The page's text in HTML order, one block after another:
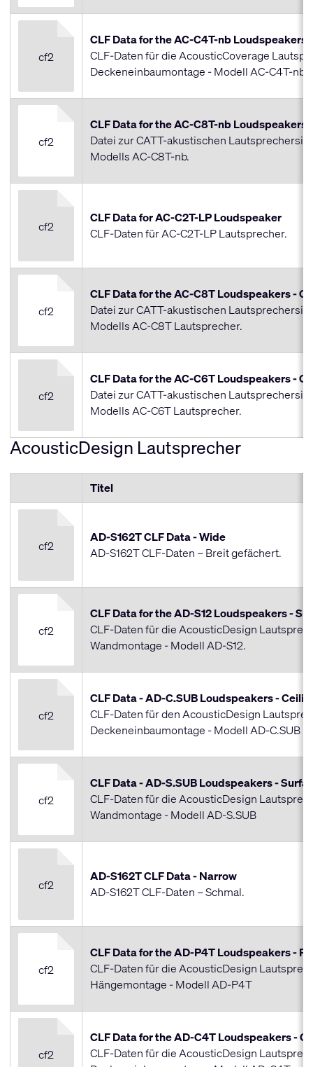
cf2
CLF Data for the AC-C4T-nb Loudspeakers
CLF-Daten für die AcousticCoverage
Deckeneinbaumontage - Modell AC-C4T-nb.
cf2
CLF Data for the AC-C8T-nb Loudspeakers
Datei zur CATT-akustischen
Modells AC-C8T-nb.
cf2
CLF Data for AC-C2T-LP Loudspeaker
CLF-Daten für AC-C2T-LP Lautsprecher.
cf2
CLF Data for the AC-C8T Loudspeakers -
Datei zur CATT-akustischen
Modells AC-C8T Lautsprecher.
cf2
CLF Data for the AC-C6T Loudspeakers -
Datei zur CATT-akustischen
Modells AC-C6T Lautsprecher.
AcousticDesign Lautsprecher
Titel
cf2
AD-S162T CLF Data - Wide
AD-S162T CLF-Daten – Breit gefächert.
cf2
CLF Data for the AD-S12 Loudspeakers -
CLF-Daten für die AcousticDesign
Wandmontage - Modell AD-S12.
cf2
CLF Data - AD-C.SUB Loudspeakers -
CLF-Daten für den AcousticDesign
Deckeneinbaumontage - Modell AD-C.SUB
cf2
CLF Data - AD-S.SUB Loudspeakers -
CLF-Daten für die AcousticDesign
Wandmontage - Modell AD-S.SUB
cf2
AD-S162T CLF Data - Narrow
AD-S162T CLF-Daten – Schmal.
cf2
CLF Data for the AD-P4T Loudspeakers -
CLF-Daten für die AcousticDesign
Hängemontage - Modell AD-P4T
cf2
CLF Data for the AD-C4T Loudspeakers -
CLF-Daten für die AcousticDesign